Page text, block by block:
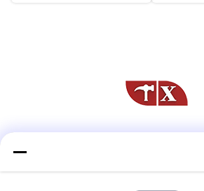
التواصل الاجتماعي